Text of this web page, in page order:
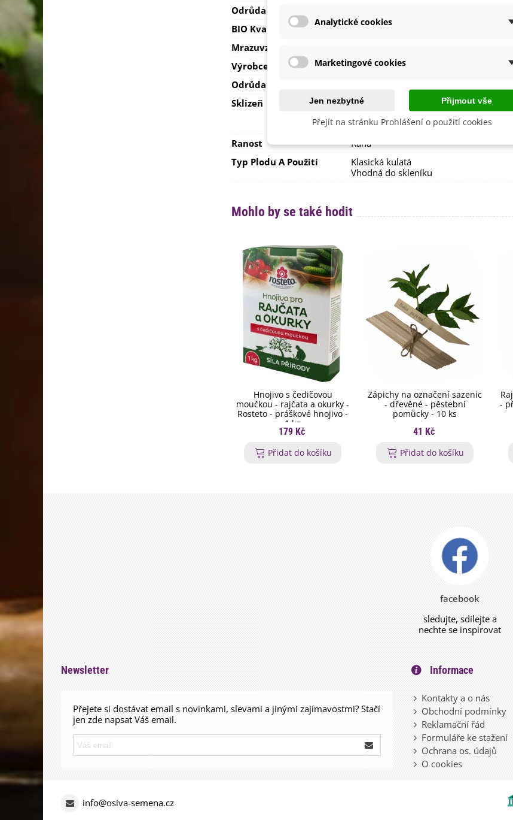
Odrůda Rajčete
BIO Kvalita
Ano
Mrazuvzdornost
Výrobce
SemenaOnline
Odrůda
Sklizeň
Červenec
Září
Ranost
Raná
Typ Plodu A Použití
Klasická kulatá
Vhodná do skleníku
Mohlo by se také hodit
Hnojivo s čedičovou
moučkou - rajčata a okurky -
Rosteto - práškové hnojivo -
1 kg
179 Kč
Přidat do košíku
Zápichy na označení sazenic
- dřevěné - pěstební
pomůcky - 10 ks
41 Kč
Přidat do košíku
-
facebook
sledujte, sdílejte a
nechte se inspirovat
Newsletter
Přejete si dostávat email s novinkami, slevami a jinými zajímavostmi? Stačí
jen zde napsat Váš email.
Informace
Kontakty a o nás
Obchodní podmínky
Reklamační řád
Formuláře ke stažení
Ochrana os. údajů
O cookies
info@osiva-semena.cz
Analytické cookies
Marketingové cookies
Jen nezbytné Přijmout vše
Přejít na stránku Prohlášení o použití cookies